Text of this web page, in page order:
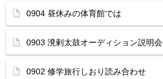
0904 昼休みの体育館では
0903 溌剌太鼓オーディション説明会
0902 修学旅行しおり読み合わせ